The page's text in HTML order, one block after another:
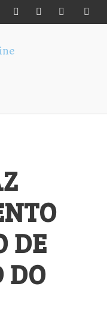
DE
DO